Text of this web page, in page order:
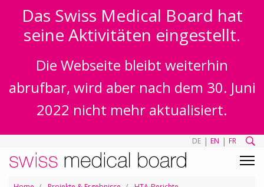
Das Swiss Medical Board hat
seine Aktivitäten eingestellt.
Die Webseite bleibt weiterhin
abrufbar, wird aber nach dem 30. Juni
2022 nicht mehr aktualisiert.
DE | EN | FR